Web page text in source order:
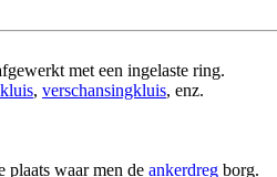
met een ingelaste ring.
, verschansingkluis, enz.
plaats waar men de ankerdreg borg.